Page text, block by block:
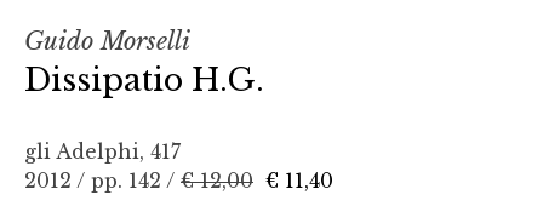
Guido Morselli
Dissipatio H.G.
gli Adelphi, 417
2012 / pp. 142 / € 12,00 € 11,40